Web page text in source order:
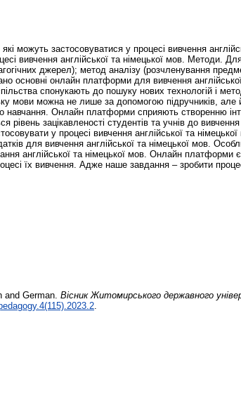
можуть застосовуватися у процесі вивчення
вивчення англійської та німецької мов. Методи.
джерел); метод аналізу (розчленування
основні онлайн платформи для вивчення
спонукають до пошуку нових технологій і
мови можна не лише за допомогою підручників,
навчання. Онлайн платформи сприяють створенню
рівень зацікавленості студентів та учнів до
у процесі вивчення англійської та
для вивчення англійської та німецької мов.
англійської та німецької мов. Онлайн платформи
їх вивчення. Адже наше завдання – зробити
German. Вісник Житомирського державного